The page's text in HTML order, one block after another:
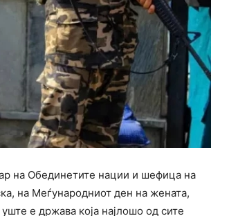
на Обединетите нации и шефица на
на Меѓународниот ден на жената,
е држава која најлошо од сите